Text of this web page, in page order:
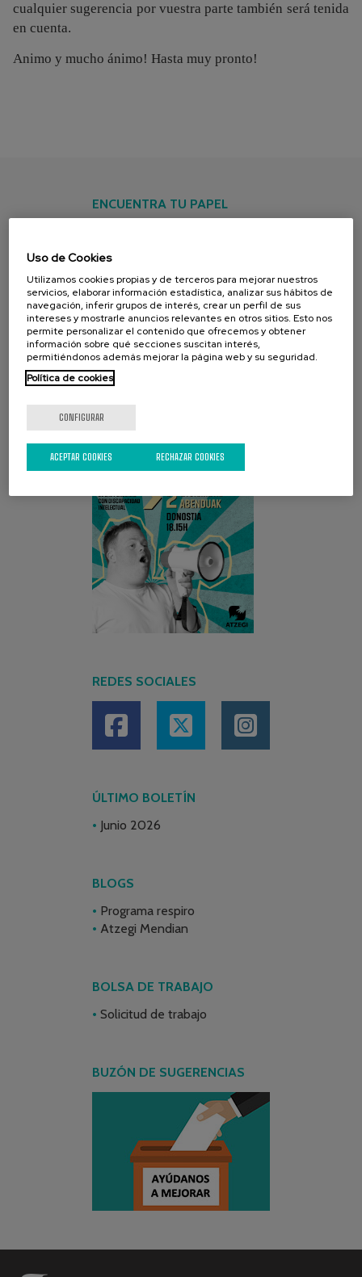
cualquier sugerencia por vuestra parte también será tenida
en cuenta.
Animo y mucho ánimo! Hasta muy pronto!
ENCUENTRA TU PAPEL
CAMPAÑA ACTUAL
REDES SOCIALES
ÚLTIMO BOLETÍN
Junio 2026
BLOGS
Programa respiro
Atzegi Mendian
BOLSA DE TRABAJO
Solicitud de trabajo
BUZÓN DE SUGERENCIAS
Uso de Cookies
Utilizamos cookies propias y de terceros para mejorar nuestros
servicios, elaborar información estadística, analizar sus hábitos de
navegación, inferir grupos de interés, crear un perfil de sus
intereses y mostrarle anuncios relevantes en otros sitios. Esto nos
permite personalizar el contenido que ofrecemos y obtener
información sobre qué secciones suscitan interés,
permitiéndonos además mejorar la página web y su seguridad.
Política de cookies
CONFIGURAR
RECHAZAR COOKIES
ACEPTAR COOKIES